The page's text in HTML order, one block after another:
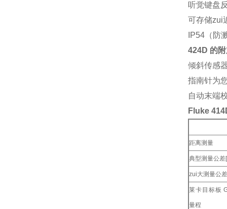
听觉键盘
可存储zui
IP54（防
424D 的
倾斜传感
指南针为
自动末端
Fluke
距离测量
典型测量公差
zui大测量公
莱卡目标板
量程